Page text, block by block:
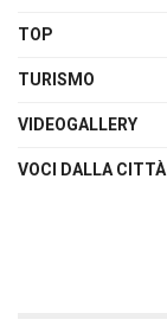
TOP
TURISMO
VIDEOGALLERY
VOCI DALLA CITTÀ